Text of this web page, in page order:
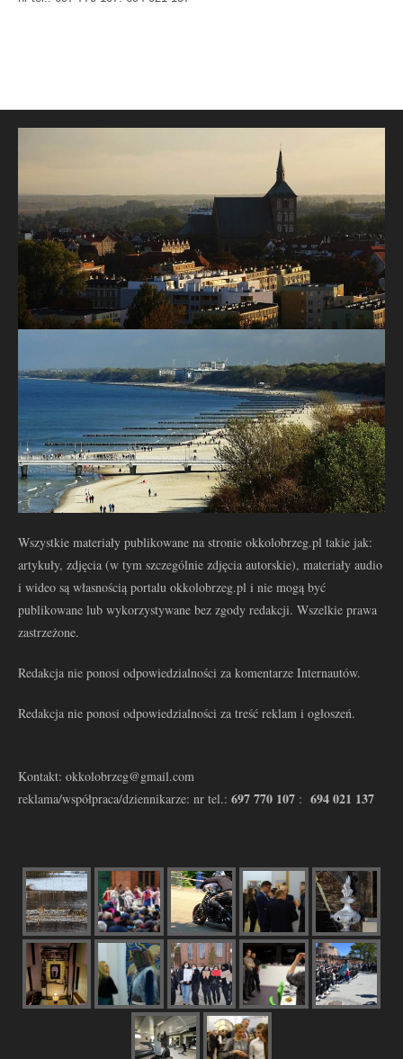
Wszystkie materiały publikowane na stronie okkolobrzeg.pl takie jak:
artykuły, zdjęcia (w tym szczególnie zdjęcia autorskie), materiały audio
i wideo są własnością portalu okkolobrzeg.pl i nie mogą być
publikowane lub wykorzystywane bez zgody redakcji. Wszelkie prawa
zastrzeżone.
Redakcja nie ponosi odpowiedzialności za komentarze Internautów.
Redakcja nie ponosi odpowiedzialności za treść reklam i ogłoszeń.
Kontakt: okkolobrzeg@gmail.com
reklama/współpraca/dziennikarze: nr tel.: 697 770 107 : 694 021 137